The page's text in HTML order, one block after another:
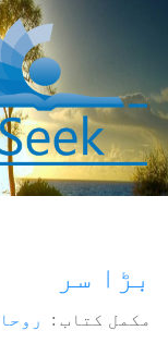
بڑا سر
مکمل کتاب :